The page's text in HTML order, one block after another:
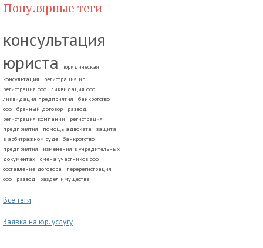
Популярные теги
консультация
юриста
юридическая
консультация
регистрация ип
регистрация ооо
ликвидация ооо
ликвидация предприятия
банкротство
ооо
брачный договор
развод.
регистрация компании
регистрация
предприятия
помощь адвоката
защита
в арбитражном суде
банкротство
предприятия
изменения в учредительных
документах
смена участников ооо
составление договора
перерегистрация
ооо
развод раздел имущества
Все теги
Заявка на юр. услугу